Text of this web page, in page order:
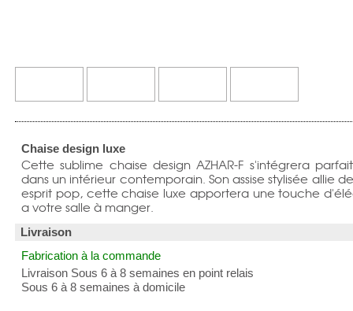
Chaise design luxe
Cette sublime chaise design AZHAR-F s'intégrera
dans un intérieur contemporain. Son assise stylisée allie
esprit pop, cette chaise luxe apportera une touche
a votre salle à manger.
Livraison
Fabrication à la commande
Livraison Sous 6 à 8 semaines en point relais
Sous 6 à 8 semaines à domicile